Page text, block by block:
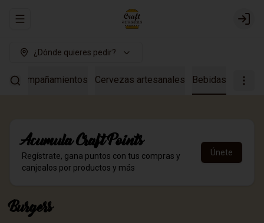
Abrir menu de navegación Login
¿Dónde quieres pedir?
Acompañamientos Cervezas artesanales Bebidas
AcumulaCraft Points
Regístrate, gana puntos con tus compras y
canjealos por productos y más
Únete
Burgers